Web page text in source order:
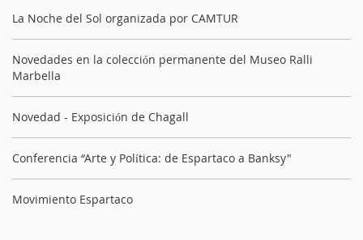
La Noche del Sol organizada por CAMTUR
Novedades en la colección permanente del Museo Ralli
Marbella
Novedad - Exposición de Chagall
Conferencia “Arte y Política: de Espartaco a Banksy"
Movimiento Espartaco